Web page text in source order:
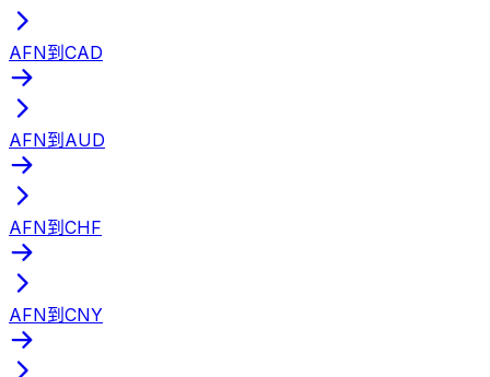
AFN到CAD
AFN到AUD
AFN到CHF
AFN到CNY